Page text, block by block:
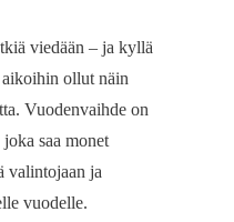
viedään – ja kyllä
ollut näin
Vuodenvaihde on
saa monet
valintojaan ja
vuodelle.